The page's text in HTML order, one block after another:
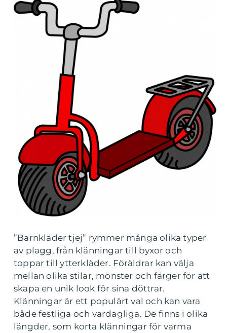
”Barnkläder tjej” rymmer många olika typer
av plagg, från klänningar till byxor och
toppar till ytterkläder. Föräldrar kan välja
mellan olika stilar, mönster och färger för att
skapa en unik look för sina döttrar.
Klänningar är ett populärt val och kan vara
både festliga och vardagliga. De finns i olika
längder, som korta klänningar för varma